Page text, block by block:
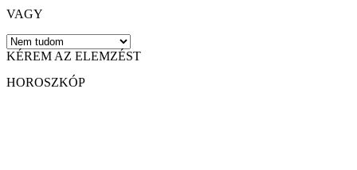
VAGY
KÉREM AZ ELEMZÉST
HOROSZKÓP